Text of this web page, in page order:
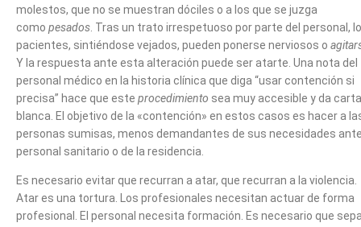
molestos, que no se muestran dóciles o a los que se juzga
como pesados . Tras un trato irrespetuoso por parte del personal,
pacientes, sintiéndose vejados, pueden ponerse nerviosos o
Y la respuesta ante esta alteración puede ser atarte. Una nota del
personal médico en la historia clínica que diga “usar contención si
precisa” hace que este procedimiento sea muy accesible y da carta
blanca. El objetivo de la «contención» en estos casos es hacer a
personas sumisas, menos demandantes de sus necesidades
personal sanitario o de la residencia.
Es necesario evitar que recurran a atar, que recurran a la violencia.
Atar es una tortura. Los profesionales necesitan actuar de forma
profesional. El personal necesita formación. Es necesario que